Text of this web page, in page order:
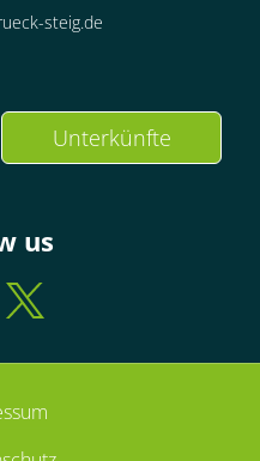
steig.de
Unterkünfte
us